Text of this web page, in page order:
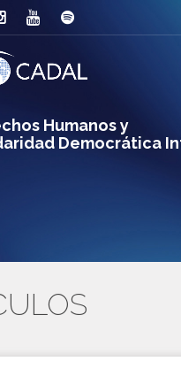
Humanos y
Democrática